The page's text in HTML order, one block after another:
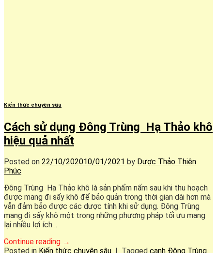
Kiến thức chuyên sâu
Cách sử dụng Đông Trùng Hạ Thảo khô
hiệu quả nhất
Posted on 22/10/202010/01/2021 by Dược Thảo Thiên
Phúc
Đông Trùng Hạ Thảo khô là sản phẩm nấm sau khi thu hoạch
được mang đi sấy khô để bảo quản trong thời gian dài hơn mà
vẫn đảm bảo được các dược tính khi sử dụng. Đông Trùng
mang đi sấy khô một trong những phương pháp tối ưu mang
lại nhiều lợi ích…
Continue reading →
Posted in Kiến thức chuyên sâu Tagged canh Đông Trùng